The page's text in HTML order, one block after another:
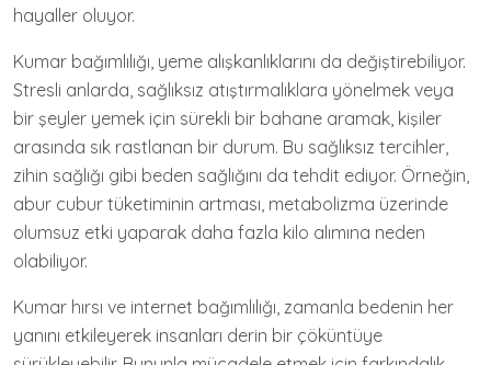
hayaller oluyor.
Kumar bağımlılığı, yeme alışkanlıklarını da değiştirebiliyor.
Stresli anlarda, sağlıksız atıştırmalıklara yönelmek veya
bir şeyler yemek için sürekli bir bahane aramak, kişiler
arasında sık rastlanan bir durum. Bu sağlıksız tercihler,
zihin sağlığı gibi beden sağlığını da tehdit ediyor. Örneğin,
abur cubur tüketiminin artması, metabolizma üzerinde
olumsuz etki yaparak daha fazla kilo alımına neden
olabiliyor.
Kumar hırsı ve internet bağımlılığı, zamanla bedenin her
yanını etkileyerek insanları derin bir çöküntüye